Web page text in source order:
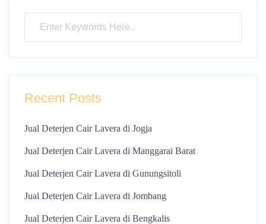
Recent Posts
Jual Deterjen Cair Lavera di Jogja
Jual Deterjen Cair Lavera di Manggarai Barat
Jual Deterjen Cair Lavera di Gunungsitoli
Jual Deterjen Cair Lavera di Jombang
Jual Deterjen Cair Lavera di Bengkalis